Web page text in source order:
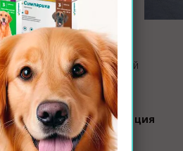
уровень
развитие востребованной
).
Администрация